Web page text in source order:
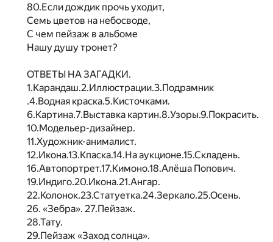
80.Если дождик прочь уходит,
Семь цветов на небосводе,
С чем пейзаж в альбоме
Нашу душу тронет?
ОТВЕТЫ НА ЗАГАДКИ.
1.Карандаш.2.Иллюстрации.3.Подрамник
.4.Водная краска.5.Кисточками.
6.Картина.7.Выставка картин.8.Узоры.9.Покрасить.
10.Модельер-дизайнер.
11.Художник-анималист.
12.Икона.13.Кпаска.14.На аукционе.15.Складень.
16.Автопортрет.17.Кимоно.18.Алёша Попович.
19.Индиго.20.Икона.21.Ангар.
22.Колонок.23.Статуетка.24.Зеркало.25.Осень.
26. «Зебра». 27.Пейзаж.
28.Тату.
29.Пейзаж «Заход солнца».